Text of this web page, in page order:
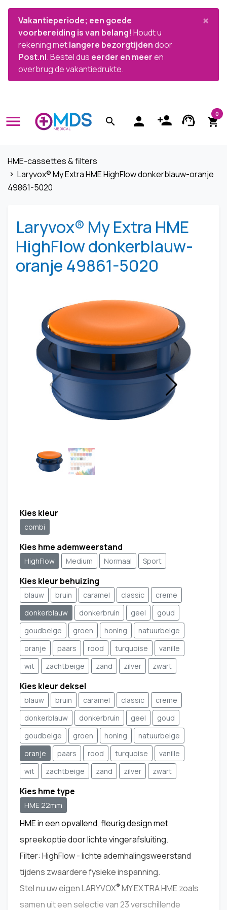
×
Vakantieperiode; een goede
voorbereiding is van belang! Houdt u
rekening metlangere bezorgtijdendoor
Post.nl. Bestel dus eerder en meeren
overbrug de vakantiedrukte.
menu search person person_add support_agent shopping_cart
0
HME-cassettes & filters
navigate_next Laryvox® My Extra HME HighFlow donkerblauw-oranje
49861-5020
Laryvox® My Extra HME
HighFlow donkerblauw-
oranje 49861-5020


Kies kleur
combi
Kies hme ademweerstand
HighFlow Medium Normaal Sport
Kies kleur behuizing
blauw bruin caramel classic
creme
donkerblauw
donkerbruin geel
goud
goudbeige
groen honing
natuurbeige
oranje
paars rood turquoise
vanille
wit
zachtbeige zand zilver zwart
Kies kleur deksel
blauw bruin caramel classic
creme
donkerblauw
donkerbruin geel
goud
goudbeige
groen honing
natuurbeige
oranje
paars rood turquoise
vanille
wit
zachtbeige zand zilver zwart
Kies hme type
HME 22mm
HME in een opvallend, fleurig design met
spreekoptie door lichte vingerafsluiting.
Filter: HighFlow - lichte ademhalingsweerstand
tijdens zwaardere fysieke inspanning.
Stel nu uw eigen LARYVOX® MY EXTRA HME zoals
samen uit een selectie van 23 verschillende